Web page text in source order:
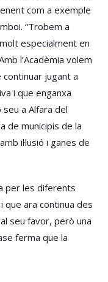
com a exemple
“Trobem a
especialment en
l’Acadèmia volem
jugant a
i que enganxa
a Alfara del
de municipis de la
il·lusió i ganes de
per les diferents
que ara continua des
seu favor, però una
ferma que la